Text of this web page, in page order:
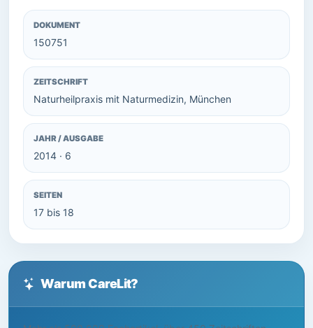
DOKUMENT
150751
ZEITSCHRIFT
Naturheilpraxis mit Naturmedizin, München
JAHR / AUSGABE
2014 · 6
SEITEN
17 bis 18
Warum CareLit?